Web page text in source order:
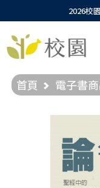
2026校
首頁 電子書